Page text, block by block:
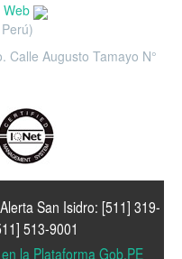
Web
Calle Augusto Tamayo N°
San Isidro: [511] 319-
513-9001
la Plataforma Gob.PE